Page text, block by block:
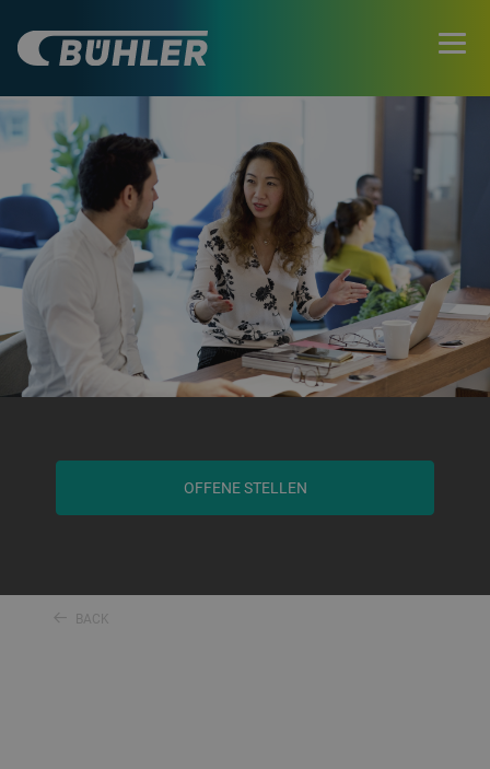
OFFENE STELLEN
BACK